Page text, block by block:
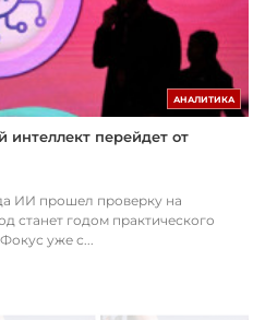
АНАЛИТИКА
интеллект перейдет от
ИИ прошел проверку на
станет годом практического
уже с...